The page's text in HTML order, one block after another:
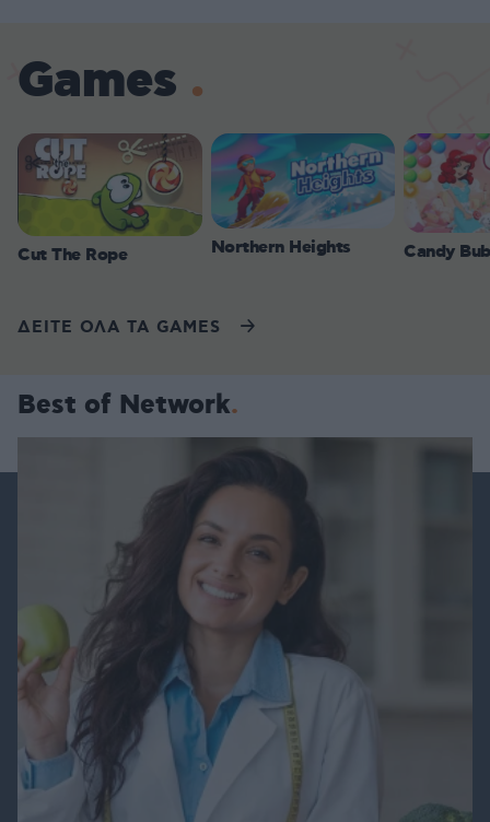
Games
Cut The Rope Northern Heights Candy
ΔΕΙΤΕ ΟΛΑ ΤΑ GAMES
Best of Network